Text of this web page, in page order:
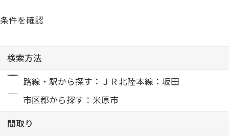
ルームツアー
ShaMaison STYLE
シャーメゾンショップを探す
らくらく内見
条件を確認
検索方法
路線・駅から探す：ＪＲ北陸本線：坂田
市区郡から探す：米原市
間取り